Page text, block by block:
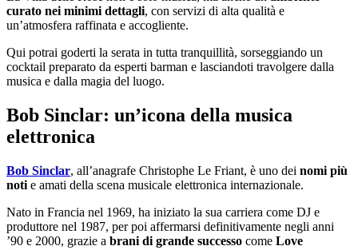
curato nei minimi dettagli, con servizi di alta qualità e
un’atmosfera raffinata e accogliente.
Qui potrai goderti la serata in tutta tranquillità, sorseggiando un
cocktail preparato da esperti barman e lasciandoti travolgere dalla
musica e dalla magia del luogo.
Bob Sinclar: un’icona della musica
elettronica
Bob Sinclar, all’anagrafe Christophe Le Friant, è uno dei nomi più
noti e amati della scena musicale elettronica internazionale.
Nato in Francia nel 1969, ha iniziato la sua carriera come DJ e
produttore nel 1987, per poi affermarsi definitivamente negli anni
’90 e 2000, grazie a brani di grande successo come Love